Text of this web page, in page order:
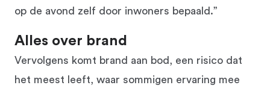
op de avond zelf door inwoners bepaald.”
Alles over brand
Vervolgens komt brand aan bod, een risico dat
het meest leeft, waar sommigen ervaring mee